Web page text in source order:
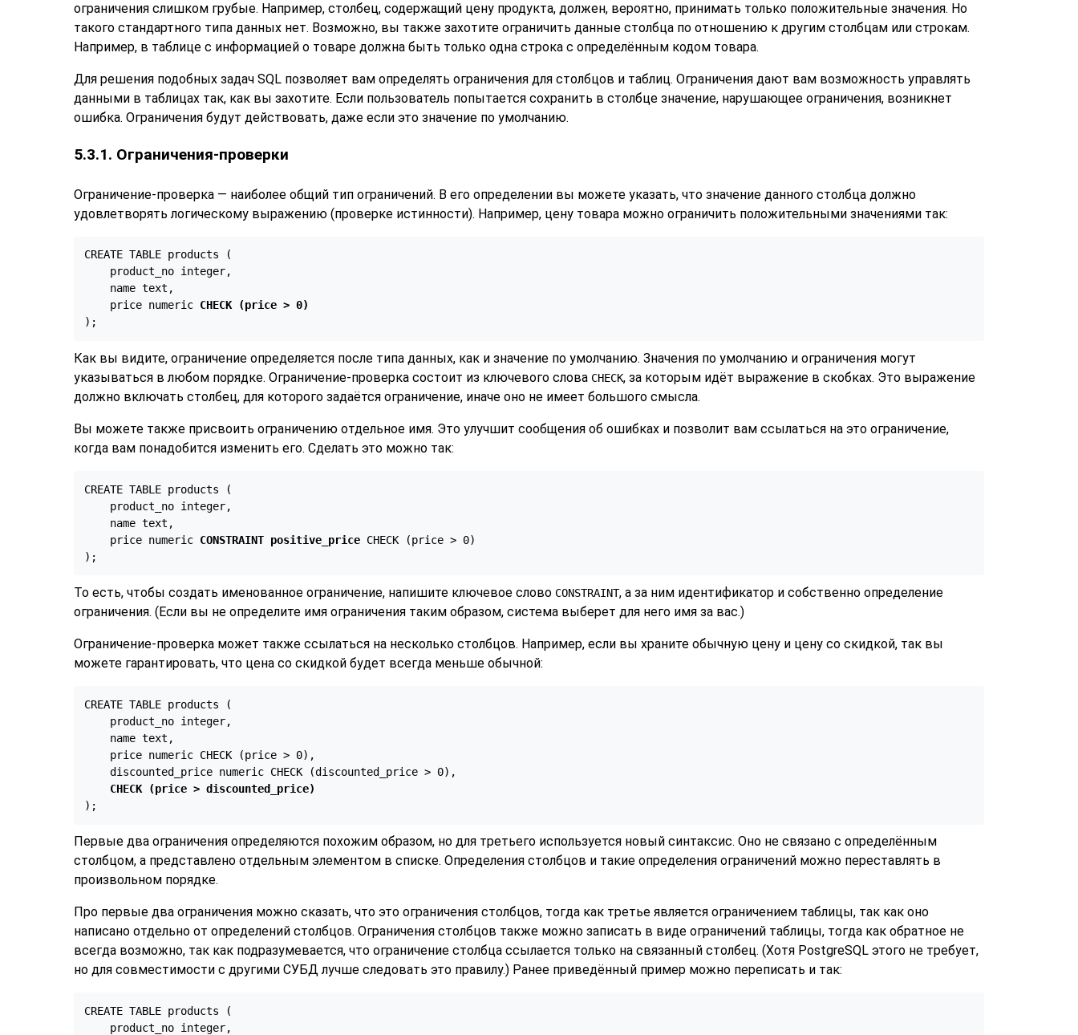
ограничения слишком грубые. Например, столбец, содержащий цену продукта, должен, вероятно, принимать только положительные значения. Но
такого стандартного типа данных нет. Возможно, вы также захотите ограничить данные столбца по отношению к другим столбцам или строкам.
Например, в таблице с информацией о товаре должна быть только одна строка с определённым кодом товара.
Для решения подобных задач SQL позволяет вам определять ограничения для столбцов и таблиц. Ограничения дают вам возможность управлять
данными в таблицах так, как вы захотите. Если пользователь попытается сохранить в столбце значение, нарушающее ограничения, возникнет
ошибка. Ограничения будут действовать, даже если это значение по умолчанию.
5.3.1. Ограничения-проверки
Ограничение-проверка — наиболее общий тип ограничений. В его определении вы можете указать, что значение данного столбца должно
удовлетворять логическому выражению (проверке истинности). Например, цену товара можно ограничить положительными значениями так:
CREATE TABLE products (
    product_no integer,
    name text,
    price numeric
CHECK (price > 0)
);
Как вы видите, ограничение определяется после типа данных, как и значение по умолчанию. Значения по умолчанию и ограничения могут
указываться в любом порядке. Ограничение-проверка состоит из ключевого слова CHECK, за которым идёт выражение в скобках. Это выражение
должно включать столбец, для которого задаётся ограничение, иначе оно не имеет большого смысла.
Вы можете также присвоить ограничению отдельное имя. Это улучшит сообщения об ошибках и позволит вам ссылаться на это ограничение,
когда вам понадобится изменить его. Сделать это можно так:
CREATE TABLE products (
    product_no integer,
    name text,
    price numeric
CONSTRAINT positive_price CHECK (price > 0)
);
То есть, чтобы создать именованное ограничение, напишите ключевое слово CONSTRAINT, а за ним идентификатор и собственно определение
ограничения. (Если вы не определите имя ограничения таким образом, система выберет для него имя за вас.)
Ограничение-проверка может также ссылаться на несколько столбцов. Например, если вы храните обычную цену и цену со скидкой, так вы
можете гарантировать, что цена со скидкой будет всегда меньше обычной:
CREATE TABLE products (
    product_no integer,
    name text,
    price numeric CHECK (price > 0),
    discounted_price numeric CHECK (discounted_price > 0),
CHECK (price > discounted_price)
);
Первые два ограничения определяются похожим образом, но для третьего используется новый синтаксис. Оно не связано с определённым
столбцом, а представлено отдельным элементом в списке. Определения столбцов и такие определения ограничений можно переставлять в
произвольном порядке.
Про первые два ограничения можно сказать, что это ограничения столбцов, тогда как третье является ограничением таблицы, так как оно
написано отдельно от определений столбцов. Ограничения столбцов также можно записать в виде ограничений таблицы, тогда как обратное не
всегда возможно, так как подразумевается, что ограничение столбца ссылается только на связанный столбец. (Хотя PostgreSQL этого не требует,
но для совместимости с другими СУБД лучше следовать это правилу.) Ранее приведённый пример можно переписать и так:
CREATE TABLE products (
    product_no integer,